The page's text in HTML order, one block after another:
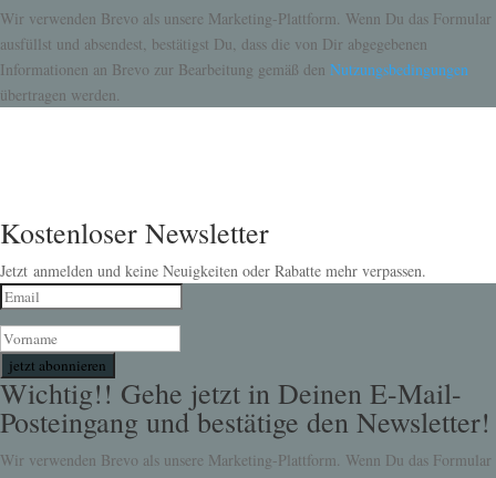
Wir verwenden Brevo als unsere Marketing-Plattform. Wenn Du das Formular
ausfüllst und absendest, bestätigst Du, dass die von Dir abgegebenen
Informationen an Brevo zur Bearbeitung gemäß den Nutzungsbedingungen
übertragen werden.
Kostenloser Newsletter
Jetzt anmelden und keine Neuigkeiten oder Rabatte mehr verpassen.
jetzt abonnieren
Wichtig!! Gehe jetzt in Deinen E-Mail-
Posteingang und bestätige den Newsletter!
Wir verwenden Brevo als unsere Marketing-Plattform. Wenn Du das Formular